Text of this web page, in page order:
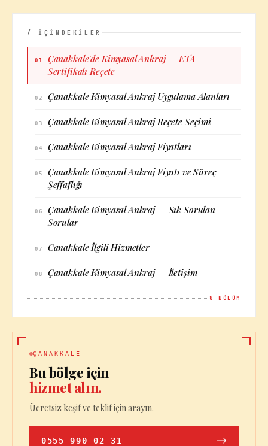
/ İÇİNDEKİLER
01
Çanakkale'de Kimyasal Ankraj — ETA
Sertifikalı Reçete
02 Çanakkale Kimyasal Ankraj Uygulama Alanları
03 Çanakkale Kimyasal Ankraj Reçete Seçimi
04 Çanakkale Kimyasal Ankraj Fiyatları
05
Çanakkale Kimyasal Ankraj Fiyatı ve Süreç
Şeffaflığı
06
Çanakkale Kimyasal Ankraj — Sık Sorulan
Sorular
07 Canakkale İlgili Hizmetler
08 Çanakkale Kimyasal Ankraj — İletişim
8 BÖLÜM
ÇANAKKALE
Bu bölge için
hizmet alın.
Ücretsiz keşif ve teklif için arayın.
0555 990 02 31